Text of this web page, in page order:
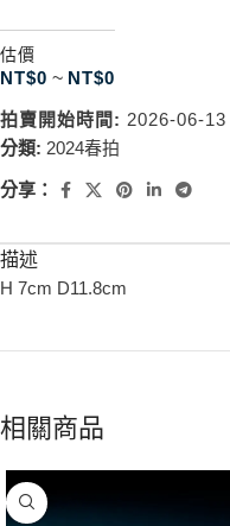
估價
NT$0 ~ NT$0
拍賣開始時間: 2026-06-
分類: 2024春拍
分享：
描述
H 7cm D11.8cm
相關商品